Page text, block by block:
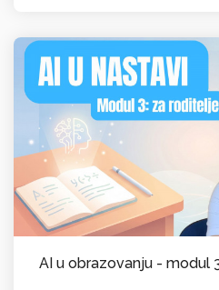
AI u obrazovanju - modul